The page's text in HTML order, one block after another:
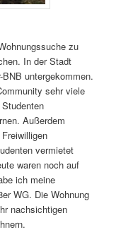
zu
In der Stadt
untergekommen.
sehr viele
Außerdem
vermietet
waren noch auf
ich meine
WG. Die Wohnung
nachsichtigen